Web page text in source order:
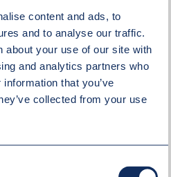
content and ads, to
and to analyse our traffic.
about your use of our site with
and analytics partners who
that you’ve
collected from your use